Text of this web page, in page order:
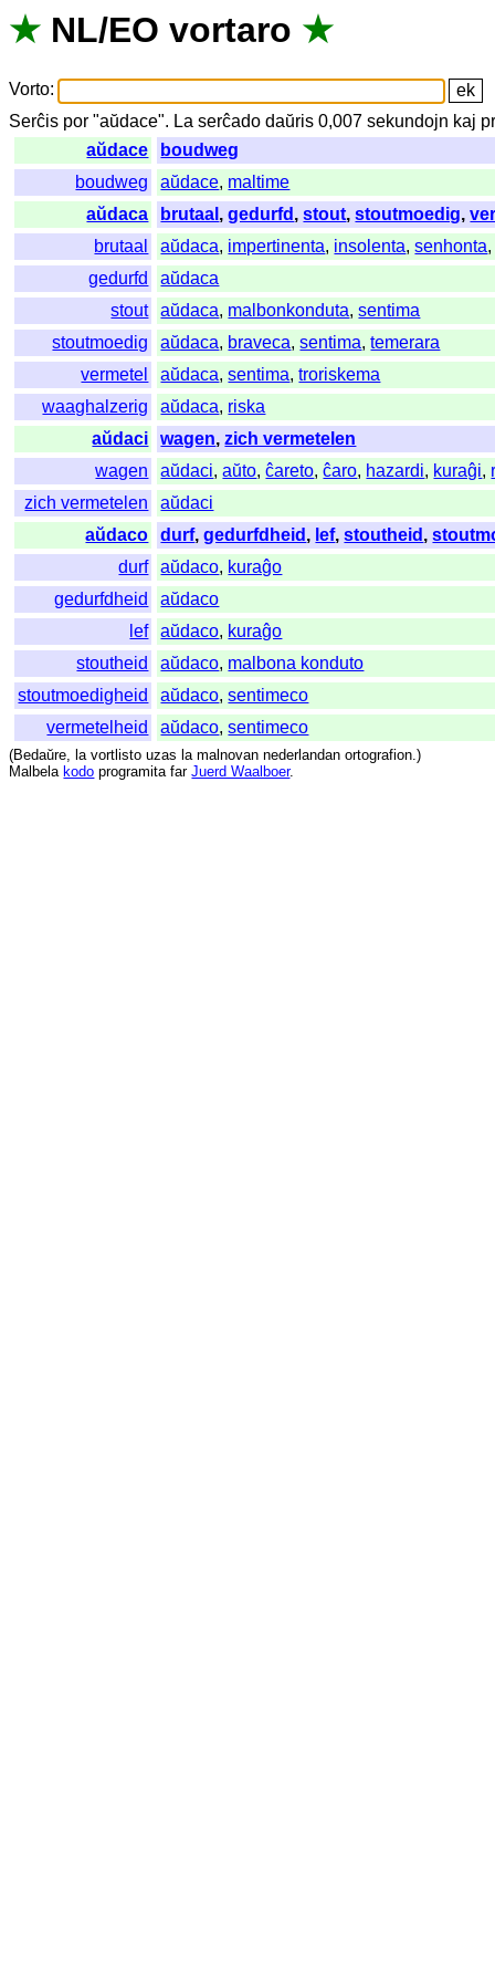
★ NL/EO vortaro ★
Vorto:
Serĉis por "aŭdace". La serĉado daŭris 0,007sekundojn kaj
aŭdace
boudweg
boudweg
aŭdace, maltime
aŭdaca
brutaal ,gedurfd ,stout,stoutmoedig,
brutaal
aŭdaca, impertinenta, insolenta,senhonta
gedurfd
aŭdaca
stout
aŭdaca, malbonkonduta,sentima
stoutmoedig
aŭdaca, braveca,sentima,temerara
vermetel
aŭdaca,sentima,troriskema
waaghalzerig
aŭdaca, riska
aŭdaci
wagen,zich vermetelen
wagen
aŭdaci,aŭto,ĉareto,ĉaro, hazardi, kuraĝi,
zich vermetelen
aŭdaci
aŭdaco
durf,gedurfdheid , lef,stoutheid ,
durf
aŭdaco, kuraĝo
gedurfdheid
aŭdaco
lef
aŭdaco, kuraĝo
stoutheid
aŭdaco, malbona konduto
stoutmoedigheid
aŭdaco,sentimeco
vermetelheid
aŭdaco,sentimeco
(Bedaŭre, la vortlisto uzas la malnovan nederlandan ortografion.)
Malbela kodo programita far Juerd Waalboer.